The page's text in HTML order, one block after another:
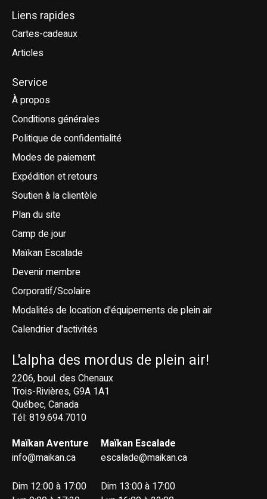
Liens rapides
Cartes-cadeaux
Articles
Service
À propos
Conditions générales
Politique de confidentialité
Modes de paiement
Expédition et retours
Soutien à la clientèle
Plan du site
Camp de jour
Maïkan Escalade
Devenir membre
Corporatif/Scolaire
Modalités de location d'équipements de plein air
Calendrier d'activités
L'alpha des mordus de plein air!
2206, boul. des Chenaux
Trois-Rivières, G9A 1A1
Québec, Canada
Tél: 819.694.7010
Maïkan Aventure
info@maikan.ca
Dim 12:00 à 17:00
Maïkan Escalade
escalade@maikan.ca
Dim 13:00 à 17:00